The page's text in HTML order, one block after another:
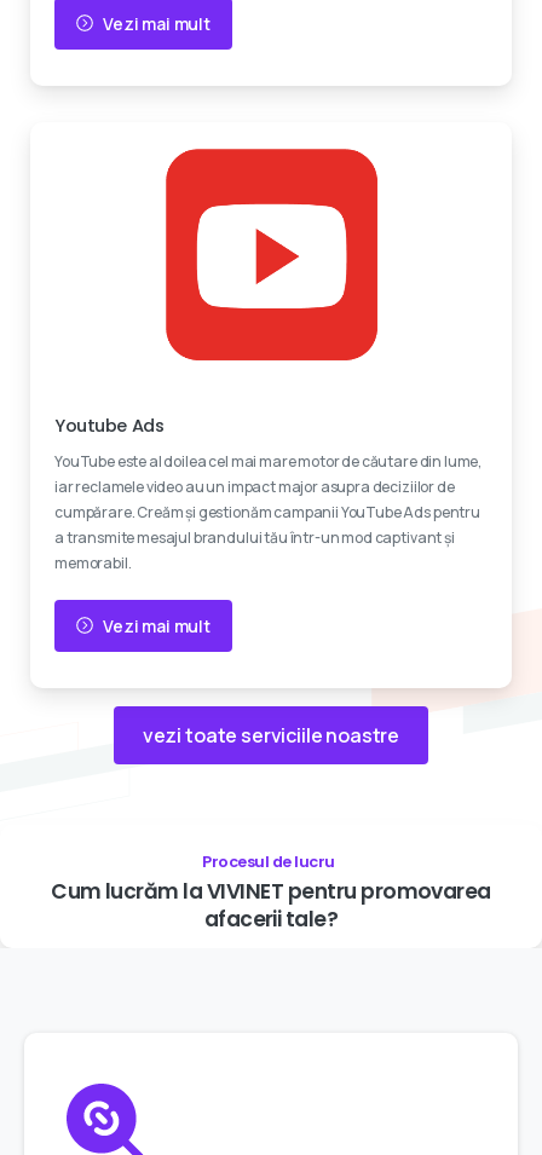
Vezi mai mult
Youtube Ads
YouTube este al doilea cel mai mare motor de căutare din lume,
iar reclamele video au un impact major asupra deciziilor de
cumpărare. Creăm și gestionăm campanii YouTube Ads pentru
a transmite mesajul brandului tău într-un mod captivant și
memorabil.
Vezi mai mult
vezi toate serviciile noastre
Procesul de lucru
Cum lucrăm laVIVINET pentru promovarea
afaceriitale?